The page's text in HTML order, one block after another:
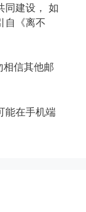
同建设， 如
自《离不
信其他邮
能在手机端